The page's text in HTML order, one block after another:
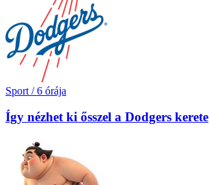
Sport / 6 órája
Így nézhet ki ősszel a Dodgers kerete